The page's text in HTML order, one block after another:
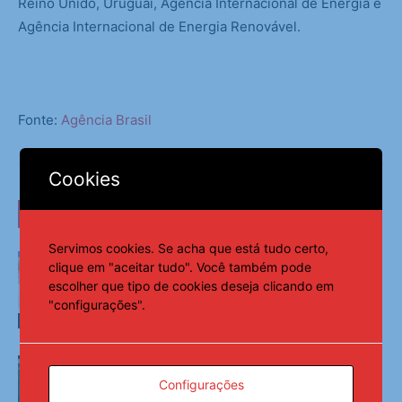
Reino Unido, Uruguai, Agência Internacional de Energia e
Agência Internacional de Energia Renovável.
Fonte: Agência Brasil
LEIA TAMBÉM
Relógio da longevidade é tema do
Caminhos da Reportagem
Declaração do imposto sobre imóveis
rurais pode ser feita por internet
Cookies
Servimos cookies. Se acha que está tudo certo,
clique em "aceitar tudo". Você também pode
escolher que tipo de cookies deseja clicando em
"configurações".
Configurações